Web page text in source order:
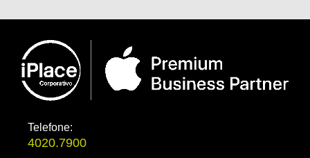
Telefone:
4020.7900